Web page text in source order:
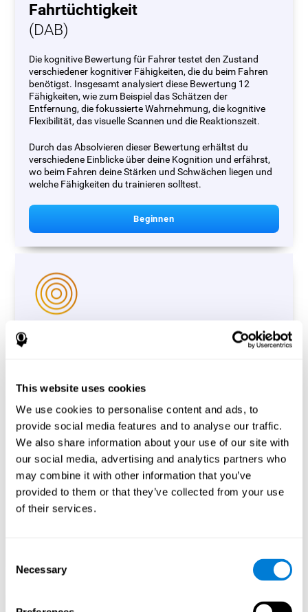
This website uses cookies
We use cookies to personalise content and ads, to
provide social media features and to analyse our traffic.
We also share information about your use of our site with
our social media, advertising and analytics partners who
may combine it with other information that you’ve
provided to them or that they’ve collected from your use
of their services.
Selection
Necessary
Fahrtüchtigkeit
(DAB)
Die kognitive Bewertung für Fahrer testet den Zustand
verschiedener kognitiver Fähigkeiten, die du beim Fahren
benötigst. Insgesamt analysiert diese Bewertung 12
Fähigkeiten, wie zum Beispiel das Schätzen der
Entfernung, die fokussierte Wahrnehmung, die kognitive
Flexibilität, das visuelle Scannen und die Reaktionszeit.
Durch das Absolvieren dieser Bewertung erhältst du
verschiedene Einblicke über deine Kognition und erfährst,
wo beim Fahren deine Stärken und Schwächen liegen und
welche Fähigkeiten du trainieren solltest.
Beginnen
Dieser kognitive Konzentrationstest (CAB-AT) ermöglicht
die präzise Bewertung von relevanten kognitiven
Fähigkeiten, wie fokussierte Aufmerksamkeit, Inhibition
oder Überwachungsfähigkeit. Insgesamt werden mit
dieser Bewertung vier kognitive Kapazitäten bewertet.
Diese Bewertung liefert dir verschiedene Daten über deine
Kognition, aus denen hervorgeht, wo deine Stärken liegen
und welche Fähigkeiten du trainieren solltest.